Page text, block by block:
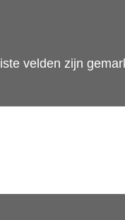
velden zijn